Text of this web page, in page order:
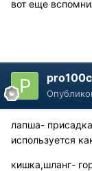
вот еще
лапша-
используется
кишка,шланг-